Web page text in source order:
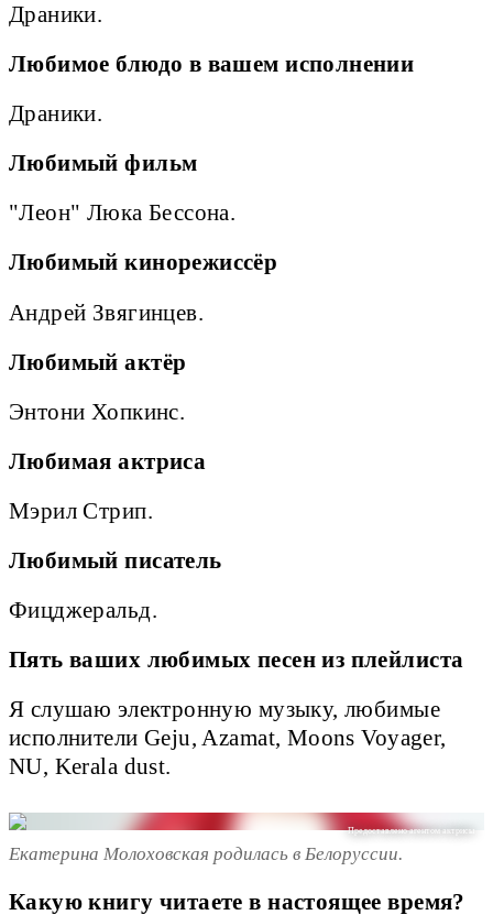
Драники.
Любимое блюдо в вашем исполнении
Драники.
Любимый фильм
"Леон" Люка Бессона.
Любимый кинорежиссёр
Андрей Звягинцев.
Любимый актёр
Энтони Хопкинс.
Любимая актриса
Мэрил Стрип.
Любимый писатель
Фицджеральд.
Пять ваших любимых песен из плейлиста
Я слушаю электронную музыку, любимые
исполнители Geju, Azamat, Moons Voyager,
NU, Kerala dust.
Предоставлено агентом актрисы
Екатерина Молоховская родилась в Белоруссии.
Какую книгу читаете в настоящее время?